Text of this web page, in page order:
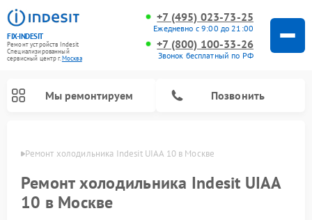
FIX-INDESIT
Ремонт устройств Indesit
Специализированный
cервисный центр г.Москва
+7 (495) 023-73-25
Ежедневно с 9:00 до 21:00
+7 (800) 100-33-26
Звонок бесплатный по РФ
Мы ремонтируем Позвонить
Ремонт холодильника Indesit UIAA 10 в Москве
Ремонт холодильника Indesit UIAA
10 в Москве